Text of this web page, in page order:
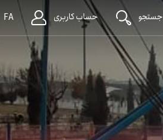
جستجو حساب کاربری FA